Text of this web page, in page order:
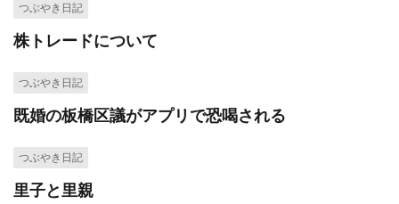
つぶやき日記
株トレードについて
つぶやき日記
既婚の板橋区議がアプリで恐喝される
つぶやき日記
里子と里親